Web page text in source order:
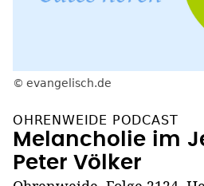
evangelisch.de
OHRENWEIDE PODCAST
Melancholie im
Peter Völker